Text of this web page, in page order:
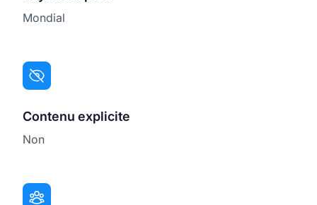
Mondial
Contenu explicite
Non